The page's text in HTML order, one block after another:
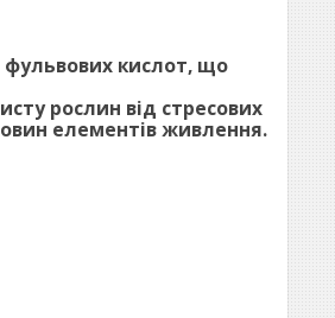
фульвових кислот, що
рослин від стресових
елементів живлення.